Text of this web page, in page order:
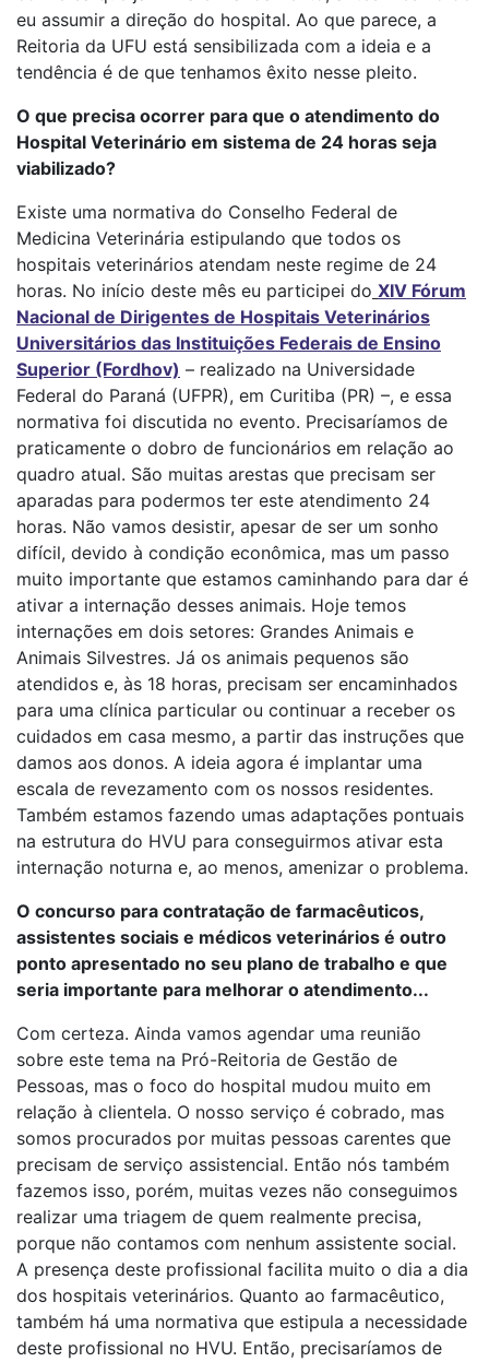
eu assumir a direção do hospital. Ao que parece, a
Reitoria da UFU está sensibilizada com a ideia e a
tendência é de que tenhamos êxito nesse pleito.
O que precisa ocorrer para que o atendimento do
Hospital Veterinário em sistema de 24 horas seja
viabilizado?
Existe uma normativa do Conselho Federal de
Medicina Veterinária estipulando que todos os
hospitais veterinários atendam neste regime de 24
horas. No início deste mês eu participei do XIV Fórum
Nacional de Dirigentes de Hospitais Veterinários
Universitários das Instituições Federais de Ensino
Superior (Fordhov) – realizado na Universidade
Federal do Paraná (UFPR), em Curitiba (PR) –, e essa
normativa foi discutida no evento. Precisaríamos de
praticamente o dobro de funcionários em relação ao
quadro atual. São muitas arestas que precisam ser
aparadas para podermos ter este atendimento 24
horas. Não vamos desistir, apesar de ser um sonho
difícil, devido à condição econômica, mas um passo
muito importante que estamos caminhando para dar é
ativar a internação desses animais. Hoje temos
internações em dois setores: Grandes Animais e
Animais Silvestres. Já os animais pequenos são
atendidos e, às 18 horas, precisam ser encaminhados
para uma clínica particular ou continuar a receber os
cuidados em casa mesmo, a partir das instruções que
damos aos donos. A ideia agora é implantar uma
escala de revezamento com os nossos residentes.
Também estamos fazendo umas adaptações pontuais
na estrutura do HVU para conseguirmos ativar esta
internação noturna e, ao menos, amenizar o problema.
O concurso para contratação de farmacêuticos,
assistentes sociais e médicos veterinários é outro
ponto apresentado no seu plano de trabalho e que
seria importante para melhorar o atendimento...
Com certeza. Ainda vamos agendar uma reunião
sobre este tema na Pró-Reitoria de Gestão de
Pessoas, mas o foco do hospital mudou muito em
relação à clientela. O nosso serviço é cobrado, mas
somos procurados por muitas pessoas carentes que
precisam de serviço assistencial. Então nós também
fazemos isso, porém, muitas vezes não conseguimos
realizar uma triagem de quem realmente precisa,
porque não contamos com nenhum assistente social.
A presença deste profissional facilita muito o dia a dia
dos hospitais veterinários. Quanto ao farmacêutico,
também há uma normativa que estipula a necessidade
deste profissional no HVU. Então, precisaríamos de